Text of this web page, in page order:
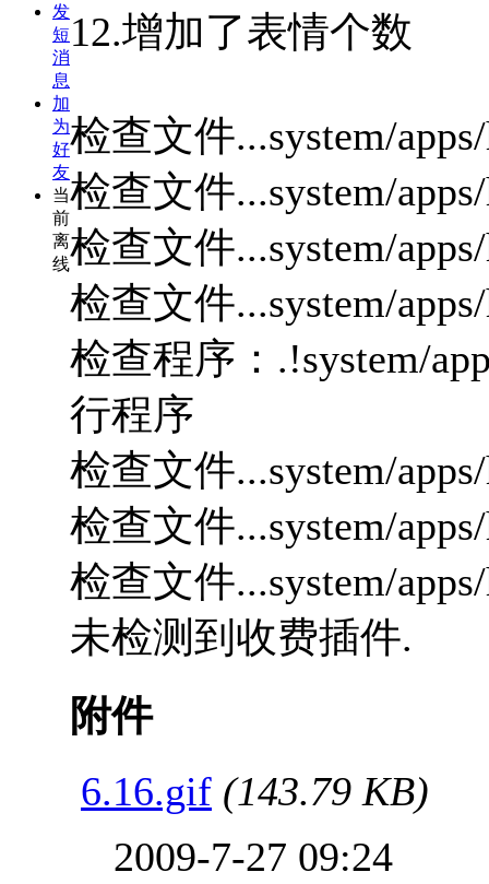
发
短
消
息
加
为
好
友
当
前
离
线
12.增加了表情个数
检查文件...system/
检查文件...system/
检查文件...system/
检查文件...system/
检查程序：.!system/
行程序
检查文件...system/
检查文件...system/
检查文件...system/
未检测到收费插件.
附件
6.16.gif (143.79 KB)
2009-7-27 09:24